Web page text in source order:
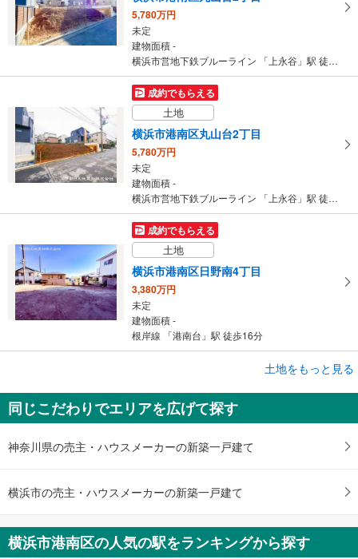
5,780万円
未定
建物面積 -
横浜市営地下鉄ブルーライン 「上永谷」駅 徒歩10分
成約でもらえる
土地
横浜市港南区丸山台2丁目
5,780万円
未定
建物面積 -
横浜市営地下鉄ブルーライン 「上永谷」駅 徒歩10分
成約でもらえる
土地
横浜市港南区日野南4丁目
3,380万円
未定
建物面積 -
根岸線 「港南台」駅 徒歩16分
横浜市港南区丸山台2丁目
5,780万円
未定
建物面積 -
土地をもっと見る
同じこだわりでエリアを広げて探す
神奈川県の売主・ハウスメーカーの新築一戸建て
横浜市の売主・ハウスメーカーの新築一戸建て
横浜市港南区の人気の駅をランキングから探す